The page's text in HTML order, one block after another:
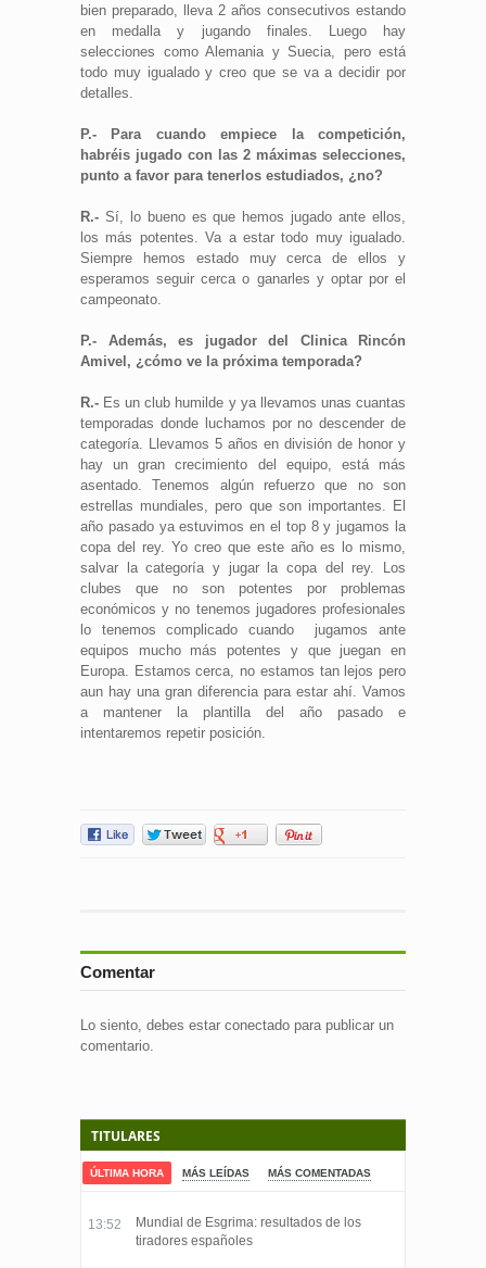
bien preparado, lleva 2 años consecutivos estando
en medalla y jugando finales. Luego hay
selecciones como Alemania y Suecia, pero está
todo muy igualado y creo que se va a decidir por
detalles.
P.- Para cuando empiece la competición,
habréis jugado con las 2 máximas selecciones,
punto a favor para tenerlos estudiados, ¿no?
R.- Sí, lo bueno es que hemos jugado ante ellos,
los más potentes. Va a estar todo muy igualado.
Siempre hemos estado muy cerca de ellos y
esperamos seguir cerca o ganarles y optar por el
campeonato.
P.- Además, es jugador del Clinica Rincón
Amivel, ¿cómo ve la próxima temporada?
R.- Es un club humilde y ya llevamos unas cuantas
temporadas donde luchamos por no descender de
categoría. Llevamos 5 años en división de honor y
hay un gran crecimiento del equipo, está más
asentado. Tenemos algún refuerzo que no son
estrellas mundiales, pero que son importantes. El
año pasado ya estuvimos en el top 8 y jugamos la
copa del rey. Yo creo que este año es lo mismo,
salvar la categoría y jugar la copa del rey. Los
clubes que no son potentes por problemas
económicos y no tenemos jugadores profesionales
lo tenemos complicado cuando jugamos ante
equipos mucho más potentes y que juegan en
Europa. Estamos cerca, no estamos tan lejos pero
aun hay una gran diferencia para estar ahí. Vamos
a mantener la plantilla del año pasado e
intentaremos repetir posición.
Comentar
Lo siento, debes estar conectado para publicar un
comentario.
TITULARES
ÚLTIMA HORA MÁS LEÍDAS MÁS COMENTADAS
13:52
Mundial de Esgrima: resultados de los
tiradores españoles